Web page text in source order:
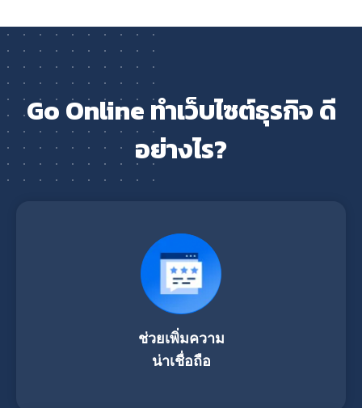
Go Online ทำเว็บไซต์ธุรกิจ ดี
อย่างไร?
ช่วยเพิ่มความ
น่าเชื่อถือ